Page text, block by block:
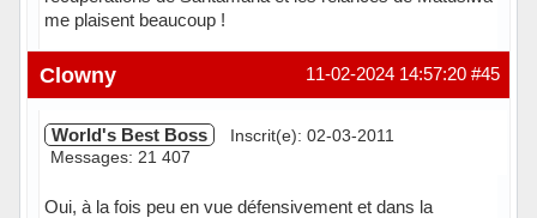
me plaisent beaucoup !
Hors ligne #45
11-02-2024 14:57:20
Clowny
World's Best Boss
Inscrit(e): 02-03-2011
Messages: 21 407
Oui, à la fois peu en vue défensivement et dans la